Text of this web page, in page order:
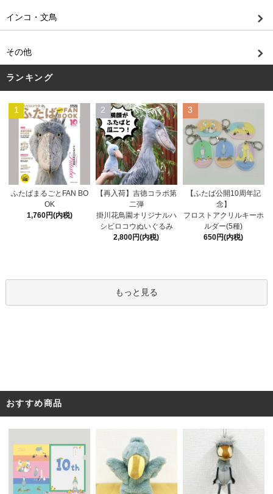
インコ・文鳥
その他
ランキング
1
ふたばまるごとFAN BO
OK
1,760円(内税)
2
【再入荷】吉徳コラボ第
二弾
掛川花鳥園オリジナルハ
シビロコウぬいぐるみ
2,800円(内税)
3
【ふたば公開10周年記
念】
フロストアクリルキーホ
ルダー(5種)
650円(内税)
もっと見る
おすすめ商品